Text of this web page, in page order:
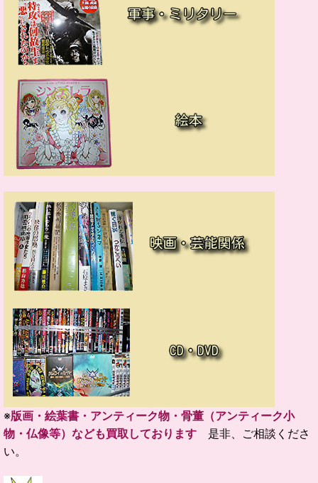
※版画・絵葉書・アンティーク物・骨董（アンティーク小
物・仏像等）なども買取しております 是非、ご相談くださ
い。